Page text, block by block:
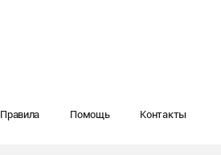
Правила Помощь Контакты